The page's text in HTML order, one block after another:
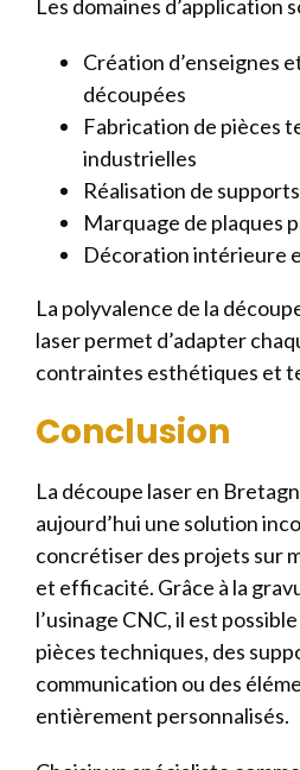
Les domaines d’application
Création d’enseignes
découpées
Fabrication de pièces
industrielles
Réalisation de
Marquage de plaques
Décoration intérieure
La polyvalence de la
laser permet d’adapter
contraintes esthétiques et
Conclusion
La découpe laser en
aujourd’hui une solution
concrétiser des projets sur
et efficacité. Grâce à la
l’usinage CNC, il est
pièces techniques, des
communication ou des
entièrement personnalisés.